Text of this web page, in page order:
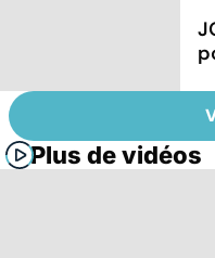
Plus de vidéos